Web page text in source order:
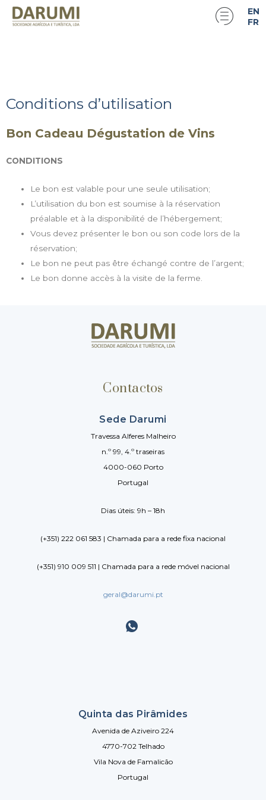
EN
FR
Conditions d’utilisation
Bon Cadeau Dégustation de Vins
CONDITIONS
Le bon est valable pour une seule utilisation;
L’utilisation du bon est soumise à la réservation
préalable et à la disponibilité de l’hébergement;
Vous devez présenter le bon ou son code lors de la
réservation;
Le bon ne peut pas être échangé contre de l’argent;
Le bon donne accès à la visite de la ferme.
Contactos
Sede Darumi
Travessa Alferes Malheiro
n.º 99, 4.º traseiras
4000-060 Porto
Portugal
Dias úteis: 9h – 18h
(+351) 222 061 583 | Chamada para a rede fixa nacional
(+351) 910 009 511 | Chamada para a rede móvel nacional
geral@darumi.pt
Quinta das Pirâmides
Avenida de Aziveiro 224
4770-702 Telhado
Vila Nova de Famalicão
Portugal